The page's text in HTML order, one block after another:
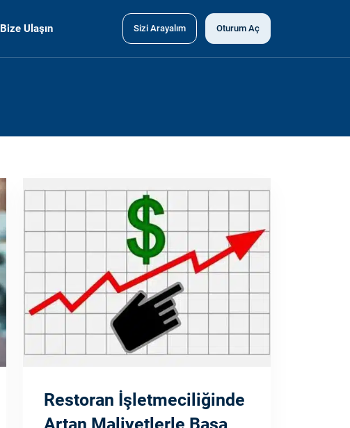
Bize Ulaşın Sizi Arayalım Oturum Aç
Restoran İşletmeciliğinde
Artan Maliyetlerle Başa